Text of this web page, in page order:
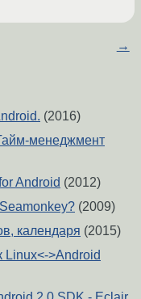
→
(2016)
менеджмент
Android (2012)
(2009)
календаря (2015)
Linux<->Android